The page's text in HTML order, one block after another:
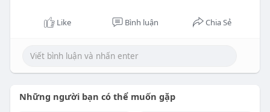
Like Bình luận Chia Sẻ
Những người bạn có thể muốn gặp